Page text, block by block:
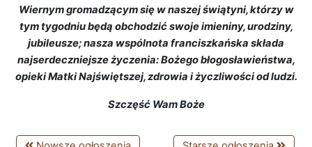
Wiernym gromadzącym się w naszej świątyni, którzy w
tym tygodniu będą obchodzić swoje imieniny, urodziny,
jubileusze; nasza wspólnota franciszkańska składa
najserdeczniejsze życzenia: Bożego błogosławieństwa,
opieki Matki Najświętszej, zdrowia i życzliwości od ludzi.
Szczęść Wam Boże